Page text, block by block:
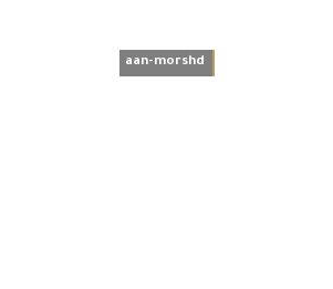
aan-morshd